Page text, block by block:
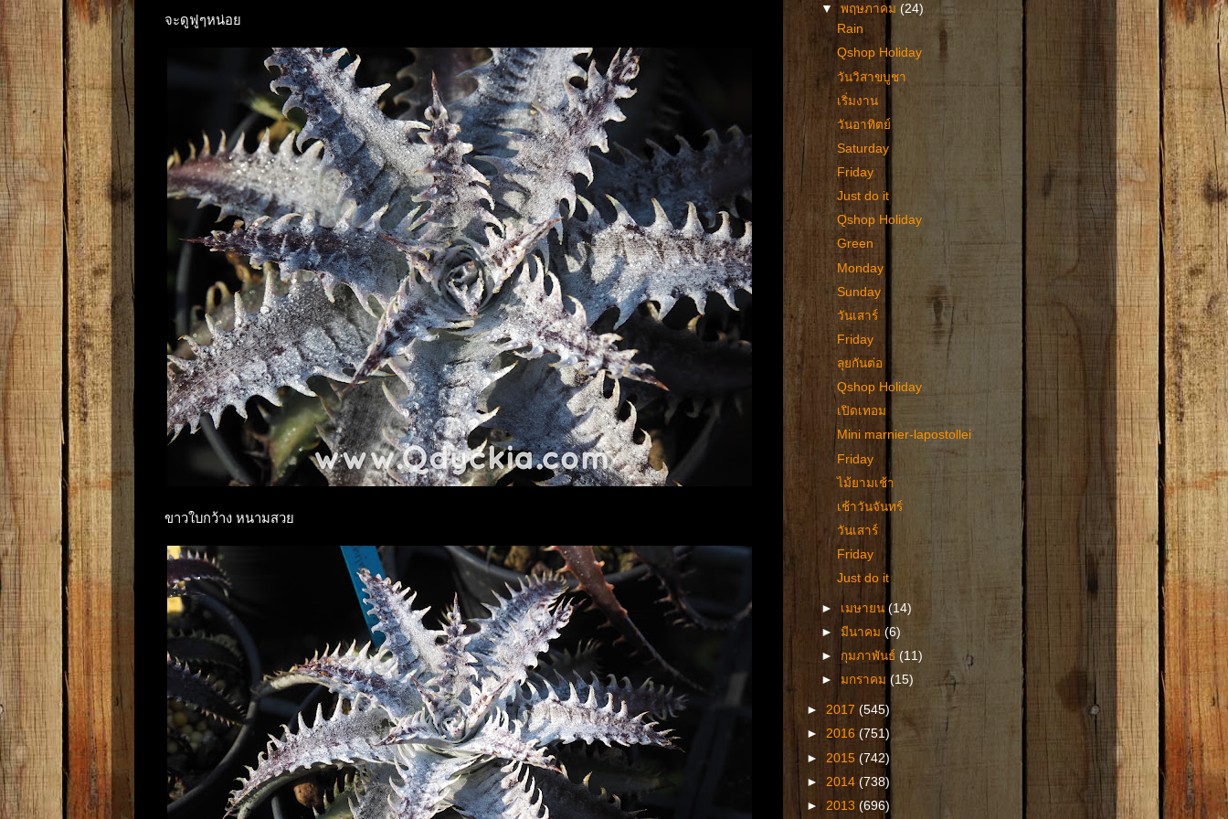
จะดูฟูๆหน่อย
ขาวใบกว้าง หนามสวย
▼พฤษภาคม(24)
Rain
Qshop Holiday
วันวิสาขบูชา
เริ่มงาน
วันอาทิตย์
Saturday
Friday
Just do it
Qshop Holiday
Green
Monday
Sunday
วันเสาร์
Friday
ลุยกันต่อ
Qshop Holiday
เปิดเทอม
Mini marnier-lapostollei
Friday
ไม้ยามเช้า
เช้าวันจันทร์
วันเสาร์
Friday
Just do it
► เมษายน(14)
►มีนาคม(6)
► กุมภาพันธ์(11)
►มกราคม(15)
► 2017 (545)
► 2016 (751)
► 2015 (742)
► 2014 (738)
► 2013 (696)